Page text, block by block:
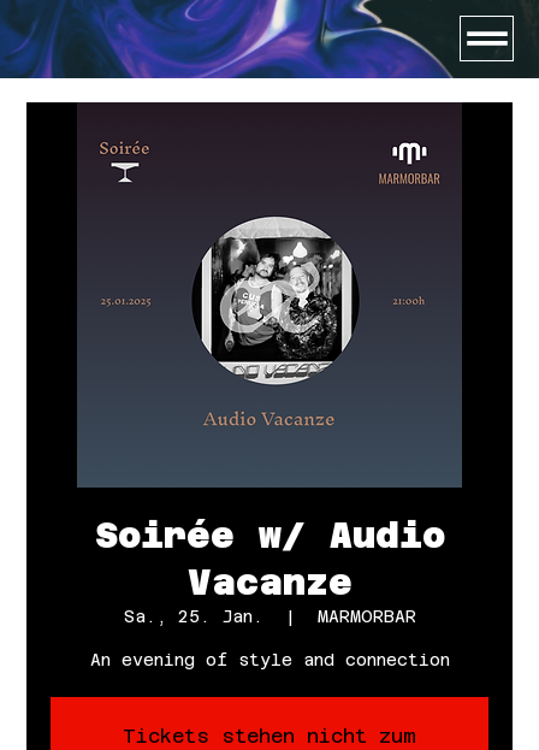
Soirée w/ Audio
Vacanze
Sa., 25. Jan.
  |
MARMORBAR
An evening of style and connection
Tickets stehen nicht zum